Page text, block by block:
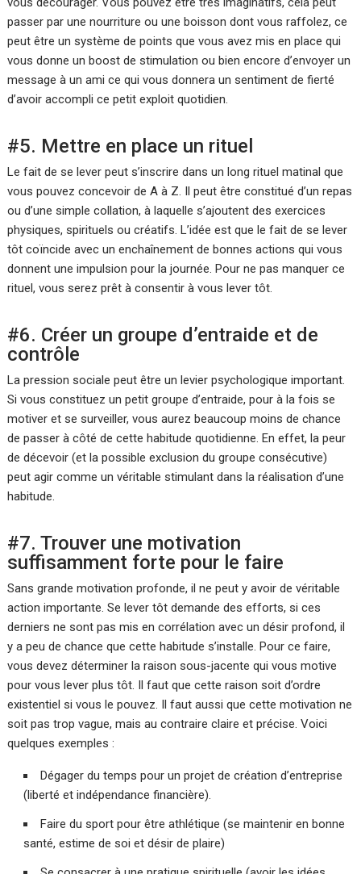
passer par une nourriture ou une boisson dont vous raffolez, ce
peut être un système de points que vous avez mis en place qui
vous donne un boost de stimulation ou bien encore d’envoyer un
message à un ami ce qui vous donnera un sentiment de fierté
d’avoir accompli ce petit exploit quotidien.
#5. Mettre en place un rituel
Le fait de se lever peut s’inscrire dans un long rituel matinal que
vous pouvez concevoir de A à Z. Il peut être constitué d’un repas
ou d’une simple collation, à laquelle s’ajoutent des exercices
physiques, spirituels ou créatifs. L’idée est que le fait de se lever
tôt coïncide avec un enchaînement de bonnes actions qui vous
donnent une impulsion pour la journée. Pour ne pas manquer ce
rituel, vous serez prêt à consentir à vous lever tôt.
#6. Créer un groupe d’entraide et de
contrôle
La pression sociale peut être un levier psychologique important.
Si vous constituez un petit groupe d’entraide, pour à la fois se
motiver et se surveiller, vous aurez beaucoup moins de chance
de passer à côté de cette habitude quotidienne. En effet, la peur
de décevoir (et la possible exclusion du groupe consécutive)
peut agir comme un véritable stimulant dans la réalisation d’une
habitude.
#7. Trouver une motivation
suffisamment forte pour le faire
Sans grande motivation profonde, il ne peut y avoir de véritable
action importante. Se lever tôt demande des efforts, si ces
derniers ne sont pas mis en corrélation avec un désir profond, il
y a peu de chance que cette habitude s’installe. Pour ce faire,
vous devez déterminer la raison sous-jacente qui vous motive
pour vous lever plus tôt. Il faut que cette raison soit d’ordre
existentiel si vous le pouvez. Il faut aussi que cette motivation ne
soit pas trop vague, mais au contraire claire et précise. Voici
quelques exemples :
Dégager du temps pour un projet de création d’entreprise
(liberté et indépendance financière).
Faire du sport pour être athlétique (se maintenir en bonne
santé, estime de soi et désir de plaire)